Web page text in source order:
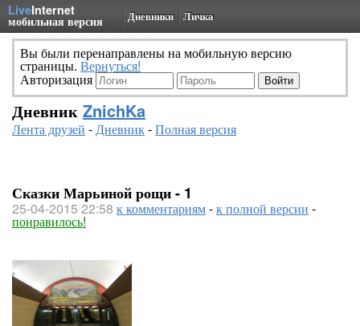
LiveInternet
мобильная версия Дневники Личка
Вы были перенаправлены на мобильную версию
страницы. Вернуться!
Авторизация
Дневник ZnichKa
Лента друзей -Дневник-Полная версия
Сказки Марьиной рощи - 1
25-04-2015 22:58 к комментариям-к полной версии -
понравилось!